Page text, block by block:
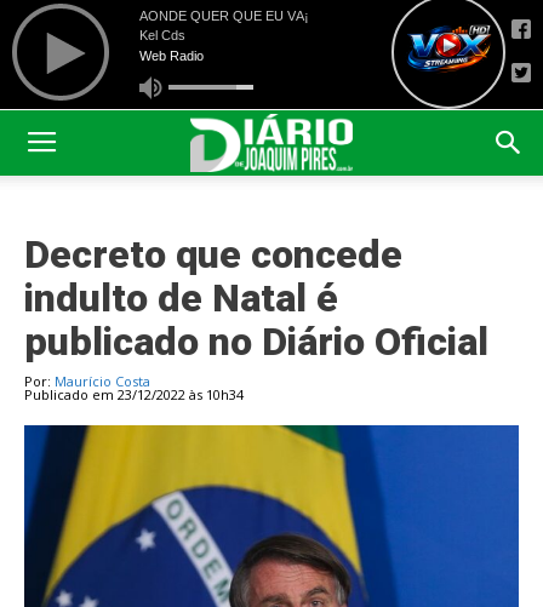
Decreto que concede
indulto de Natal é
publicado no Diário Oficial
Por: Maurício Costa
Publicado em 23/12/2022 às 10h34